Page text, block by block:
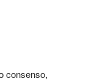
consenso,